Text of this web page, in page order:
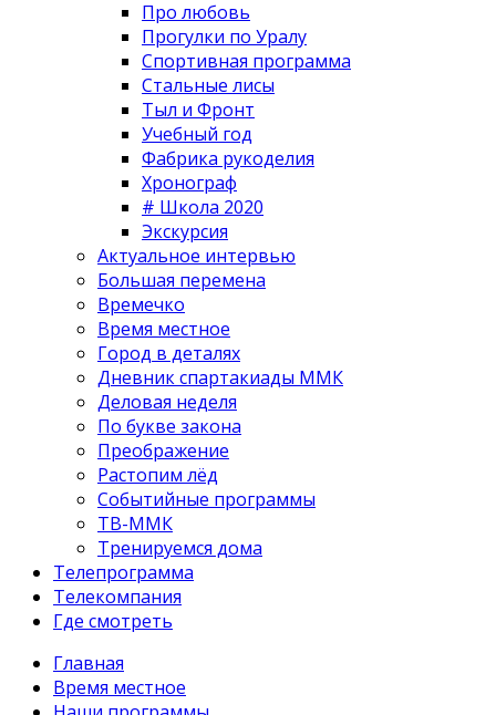
Про любовь
Прогулки по Уралу
Спортивная программа
Стальные лисы
Тыл и Фронт
Учебный год
Фабрика рукоделия
Хронограф
# Школа 2020
Экскурсия
Актуальное интервью
Большая перемена
Времечко
Время местное
Город в деталях
Дневник спартакиады ММК
Деловая неделя
По букве закона
Преображение
Растопим лёд
Событийные программы
ТВ-ММК
Тренируемся дома
Телепрограмма
Телекомпания
Где смотреть
Главная
Время местное